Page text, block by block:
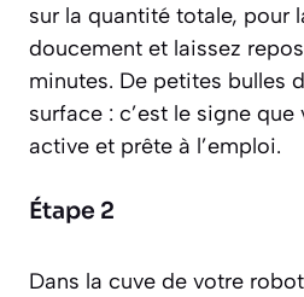
sur la quantité totale, pour
doucement et laissez
minutes. De petites bulles
surface : c’est le signe
active et prête à l’emploi.
Étape 2
Dans la cuve de votre